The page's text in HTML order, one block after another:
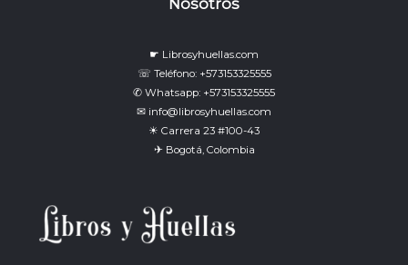
☛ Librosyhuellas.com
☏ Teléfono: +573153325555
✆ Whatsapp: +573153325555
✉ info@librosyhuellas.com
☀ Carrera 23 #100-43
✈ Bogotá, Colombia